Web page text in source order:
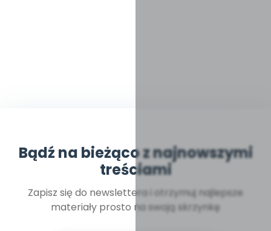
Bądź na bieżąco z najnowszymi
treściami
Zapisz się do newslettera i otrzymuj najlepsze
materiały prosto na swoją skrzynkę